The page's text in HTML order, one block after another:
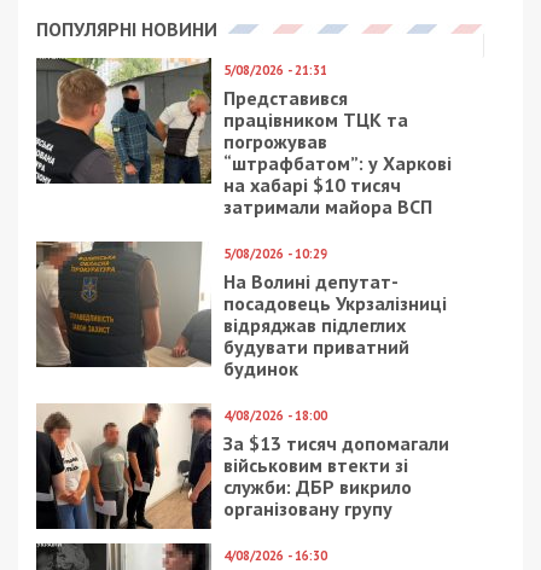
зрадниця
Рекламні блоки дають нам змогу
залишатися незалежними ЗМІ, а вам -
отримувати найсвіжіші новини під ними.
Приєднуйтесь також до 49000 в Google News. Слідкуйте
за останніми новинами!
Приєднатися
Читайте також
Предыдущая статья:
Скандал у Вінниці: конфлікт з ТЦК біля
стадіону через мобілізацію, жителі
вимагали звільнити чоловіків